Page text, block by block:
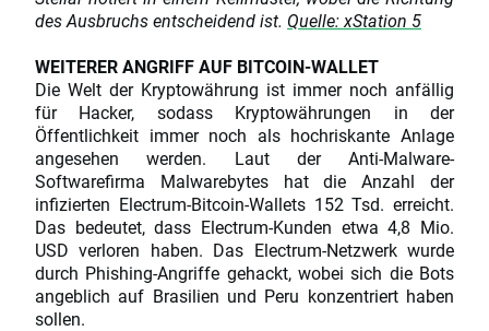
des Ausbruchs entscheidend ist. Quelle: xStation 5
WEITERER ANGRIFF AUF BITCOIN-WALLET
Die Welt der Kryptowährung ist immer noch anfällig
für Hacker, sodass Kryptowährungen in der
Öffentlichkeit immer noch als hochriskante Anlage
angesehen werden. Laut der Anti-Malware-
Softwarefirma Malwarebytes hat die Anzahl der
infizierten Electrum-Bitcoin-Wallets 152 Tsd. erreicht.
Das bedeutet, dass Electrum-Kunden etwa 4,8 Mio.
USD verloren haben. Das Electrum-Netzwerk wurde
durch Phishing-Angriffe gehackt, wobei sich die Bots
angeblich auf Brasilien und Peru konzentriert haben
sollen.